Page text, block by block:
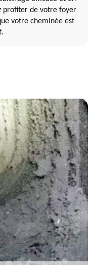
profiter de votre foyer
votre cheminée est